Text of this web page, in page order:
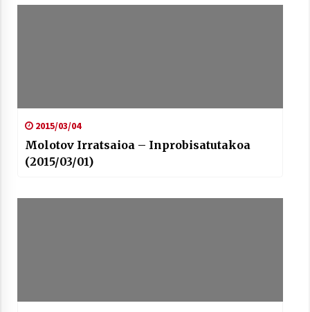
2021/07/06
Hala Bedi irratiko Hizpidea saioan
2015/03/04
Molotov Irratsaioa – Inprobisatutakoa
(2015/03/01)